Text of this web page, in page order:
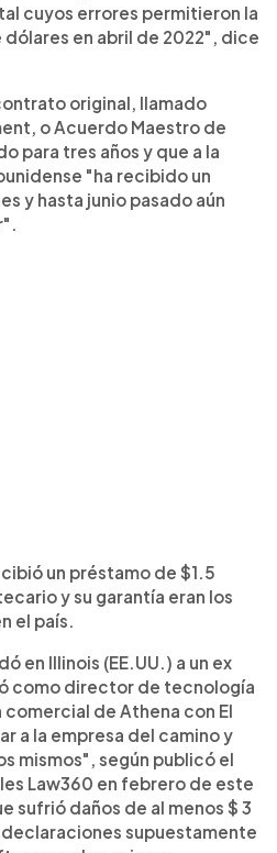
cuyos errores permitieron la
dólares en abril de 2022", dice
original, llamado
o Acuerdo Maestro de
para tres años y que a la
"ha recibido un
y hasta junio pasado aún
un préstamo de $1.5
y su garantía eran los
el país.
en Illinois (EE.UU.) a un ex
como director de tecnología
de Athena con El
a la empresa del camino y
mismos", según publicó el
Law360 en febrero de este
sufrió daños de al menos $ 3
supuestamente